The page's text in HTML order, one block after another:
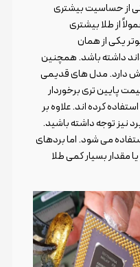
از حساسیت بیشتری
از طلا بیشتری
یکی از همان
داشته باشد. همچنین
دارد. مدل های قدیمی
پایین تری برخوردار
کرده اند. علاوه بر
نیز توجه داشته باشید.
می شود. اما بردهای
مقدار بسیار کمی طلا